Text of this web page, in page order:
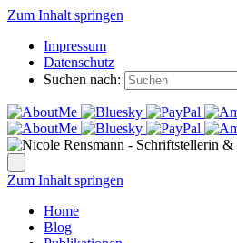
Zum Inhalt springen
Impressum
Datenschutz
Suchen nach:
Zum Inhalt springen
Home
Blog